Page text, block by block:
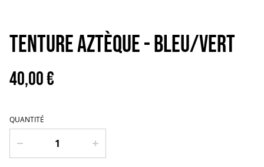
Tenture aztèque - bleu/vert
40,00 €
QUANTITÉ